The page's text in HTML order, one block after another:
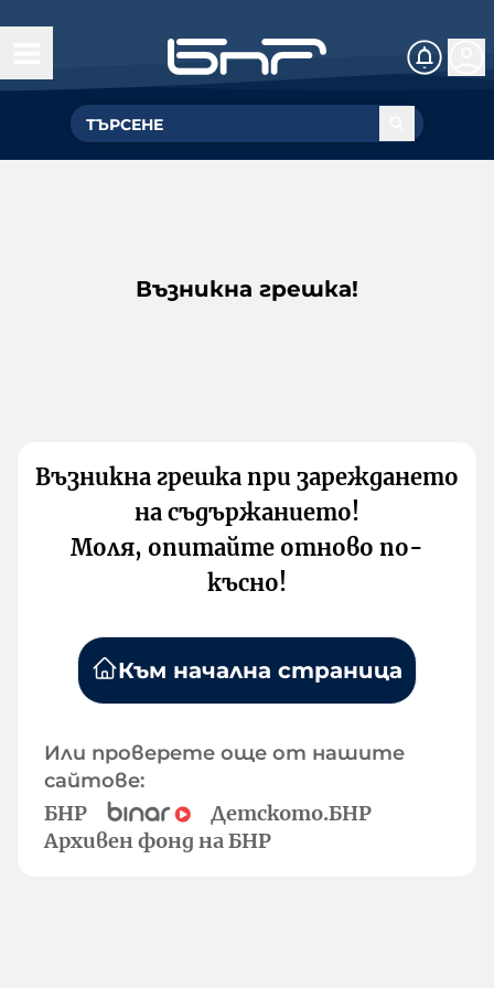
Възникна грешка!
Възникна грешка при зареждането
на съдържанието!
Моля, опитайте отново по-
късно!
Към начална страница
Или проверете още от нашите
сайтове:
БНР
Детското.БНР
Архивен фонд на БНР